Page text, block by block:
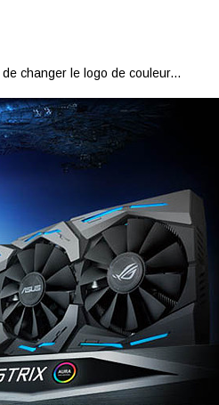
changer le logo de couleur...